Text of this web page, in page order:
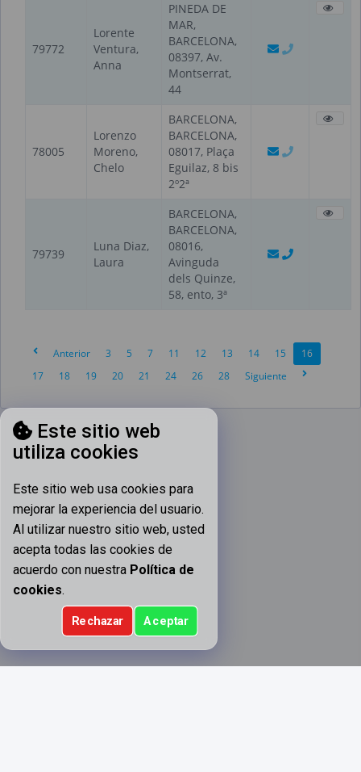
79772
Lorente
Ventura,
Anna
PINEDA DE
MAR,
BARCELONA,
08397, Av.
Montserrat,
44
78005
Lorenzo
Moreno,
Chelo
BARCELONA,
BARCELONA,
08017, Plaça
Eguilaz, 8 bis
2º2ª
79739
Luna Diaz,
Laura
BARCELONA,
BARCELONA,
08016,
Avinguda
dels Quinze,
58, ento, 3ª
Anterior 3 5 7 11 12 13 14 15
16
17
18 19 20 21 24 26 28 Siguiente
Este sitio web
utiliza cookies
Este sitio web usa cookies para
mejorar la experiencia del usuario.
Al utilizar nuestro sitio web, usted
acepta todas las cookies de
acuerdo con nuestra Política de
cookies.
Rechazar Aceptar